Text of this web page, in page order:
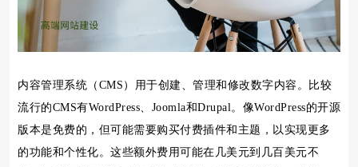
内容管理系统（CMS）用于创建、管理和修改数字内容。比较
流行的CMS有WordPress、Joomla和Drupal。像WordPress的开源
版本是免费的，但可能需要购买付费插件和主题，以实现更多
的功能和个性化。这些额外费用可能在几美元到几百美元不